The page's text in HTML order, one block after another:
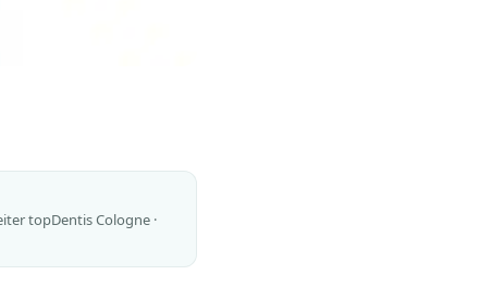
topDentis Cologne ·